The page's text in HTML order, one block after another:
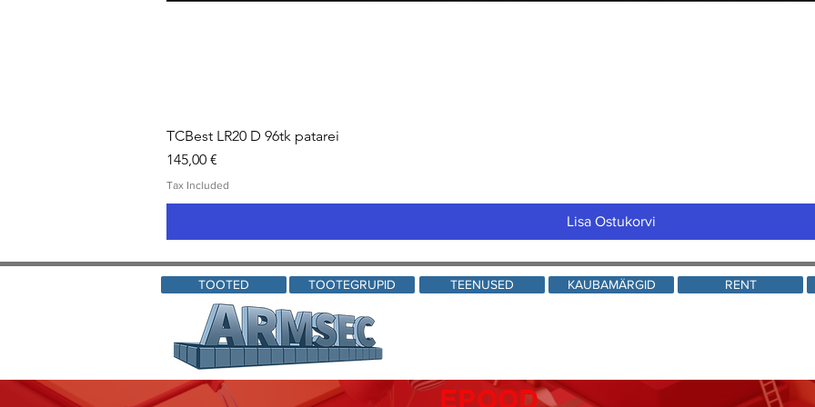
TCBest LR20 D 96tk patarei
Price
145,00 €
Tax Included
Lisa Ostukorvi
TOOTED TOOTEGRUPID TEENUSED KAUBAMÄRGID RENT
EPOOD